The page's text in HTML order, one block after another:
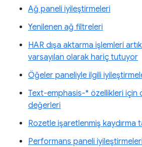
Ağ paneli iyileştirmeleri
Yenilenen ağ filtreleri
HAR dışa aktarma işlemleri
varsayılan olarak hariç tutuyor
Öğeler paneliyle ilgili
Text-emphasis-* özellikleri için
değerleri
Rozetle işaretlenmiş kaydırma
Performans paneli iyileştirmeleri